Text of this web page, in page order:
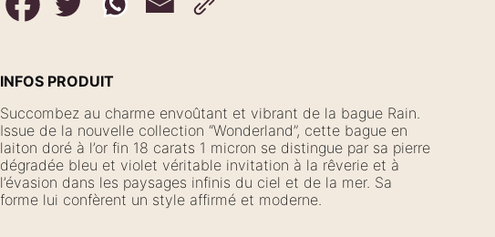
INFOS PRODUIT
Succombez au charme envoûtant et vibrant de la bague Rain.
Issue de la nouvelle collection “Wonderland”, cette bague en
laiton doré à l’or fin 18 carats 1 micron se distingue par sa pierre
dégradée bleu et violet véritable invitation à la rêverie et à
l’évasion dans les paysages infinis du ciel et de la mer. Sa
forme lui confèrent un style affirmé et moderne.